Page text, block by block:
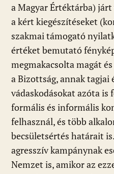
a Magyar Értéktárba)
a kért kiegészítéseket
szakmai támogató
értéket bemutató
megmakacsolta magát
a Bizottság, annak
vádaskodásokat azóta
formális és informális
felhasznál, és több
becsületsértés határait
agresszív kampánynak
Nemzet is, amikor az